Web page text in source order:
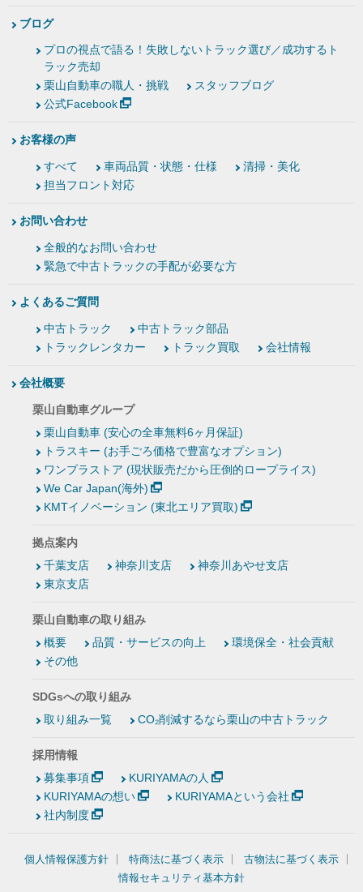
ブログ
プロの視点で語る！失敗しないトラック選び／成功するト
ラック売却
栗山自動車の職人・挑戦
スタッフブログ
公式Facebook
お客様の声
すべて 車両品質・状態・仕様
清掃・美化
担当フロント対応
お問い合わせ
全般的なお問い合わせ
緊急で中古トラックの手配が必要な方
よくあるご質問
中古トラック
中古トラック部品
トラックレンタカー
トラック買取 会社情報
会社概要
栗山自動車グループ
栗山自動車 (安心の全車無料6ヶ月保証)
トラスキー (お手ごろ価格で豊富なオプション)
ワンプラストア (現状販売だから圧倒的ロープライス)
We Car Japan(海外)
KMTイノベーション (東北エリア買取)
拠点案内
千葉支店
神奈川支店
神奈川あやせ支店
東京支店
栗山自動車の取り組み
概要
品質・サービスの向上
環境保全・社会貢献
その他
SDGsへの取り組み
取り組み一覧
CO₂削減するなら栗山の中古トラック
採用情報
募集事項
KURIYAMAの人
KURIYAMAの想い
KURIYAMAという会社
社内制度
個人情報保護方針 特商法に基づく表示
古物法に基づく表示
情報セキュリティ基本方針